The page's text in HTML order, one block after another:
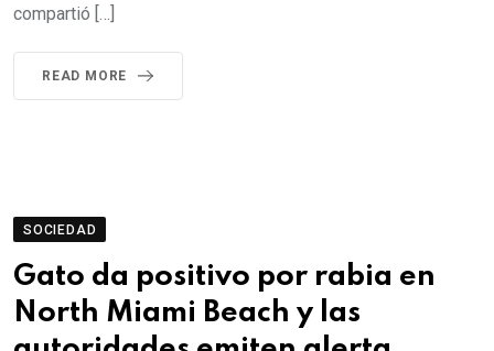
compartió […]
READ MORE
SOCIEDAD
Gato da positivo por rabia en
North Miami Beach y las